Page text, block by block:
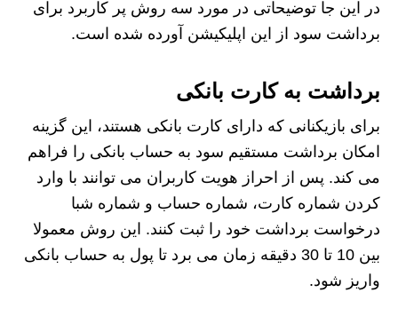
در این جا توضیحاتی در مورد سه روش پر کاربرد برای
برداشت سود از این اپلیکیشن آورده شده است.
برداشت به کارت بانکی
برای بازیکنانی که دارای کارت بانکی هستند، این گزینه
امکان برداشت مستقیم سود به حساب بانکی را فراهم
می کند. پس از احراز هویت کاربران می توانند با وارد
کردن شماره کارت، شماره حساب و شماره شبا
درخواست برداشت خود را ثبت کنند. این روش معمولا
بین 10 تا 30 دقیقه زمان می برد تا پول به حساب بانکی
واریز شود.